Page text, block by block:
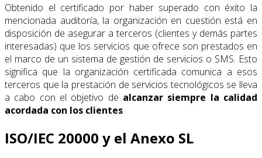
Obtenido el certificado por haber superado con éxito la
mencionada auditoría, la organización en cuestión está en
disposición de asegurar a terceros (clientes y demás partes
interesadas) que los servicios que ofrece son prestados en
el marco de un sistema de gestión de servicios o SMS. Esto
significa que la organización certificada comunica a esos
terceros que la prestación de servicios tecnológicos se lleva
a cabo con el objetivo de alcanzar siempre la calidad
acordada con los clientes.
ISO/IEC 20000 y el Anexo SL